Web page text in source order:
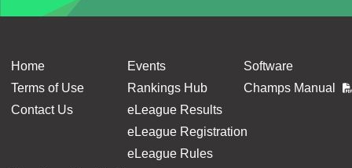
Home
Terms of Use
Contact Us
Events
Rankings Hub
eLeague Results
eLeague Registration
eLeague Rules
Software
Champs Manual